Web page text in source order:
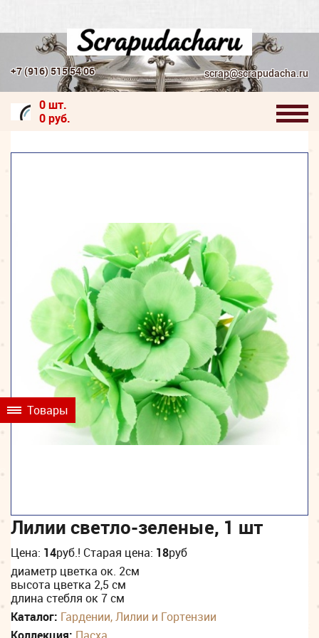
+7 (916) 515 54 06 scrap@scrapudacha.ru
0 шт.
0 руб.
Лилии светло-зеленые, 1 шт
Цена: 14руб.! Старая цена: 18руб
диаметр цветка ок. 2см
высота цветка 2,5 см
длина стебля ок 7 см
Каталог: Гардении, Лилии и Гортензии
Товары